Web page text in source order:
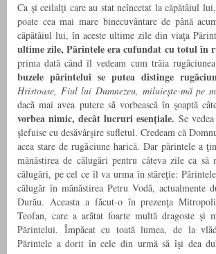
Ca şi ceilalţi care au stat neîncetat la căpătâiul
poate cea mai mare binecuvântare de până
căpătâiul lui, în aceste ultime zile din viaţa
ultime zile, Părintele era cufundat cu totul în
prima dată când îl vedeam cum trăia
buzele părintelui se putea distinge
Hristoase, Fiul lui Dumnezeu, miluieşte-mă pe
dacă mai avea putere să vorbească în şoaptă
vorbea nimic, decât lucruri esenţiale. Se
şlefuise cu desăvârşire sufletul. Credeam că
acea stare de rugăciune harică. Dar părintele a
mănăstirea de călugări pentru câteva zile ca să
călugări, pe cel ce îl va urma în stăreţie:
călugăr în mănăstirea Petru Vodă, actualmente
Durău. Aceasta a făcut-o în prezenţa
Teofan, care a arătat foarte multă dragoste şi
Părintelui. Împăcat cu toată lumea, de la
Părintele a dorit în cele din urmă să îşi dea